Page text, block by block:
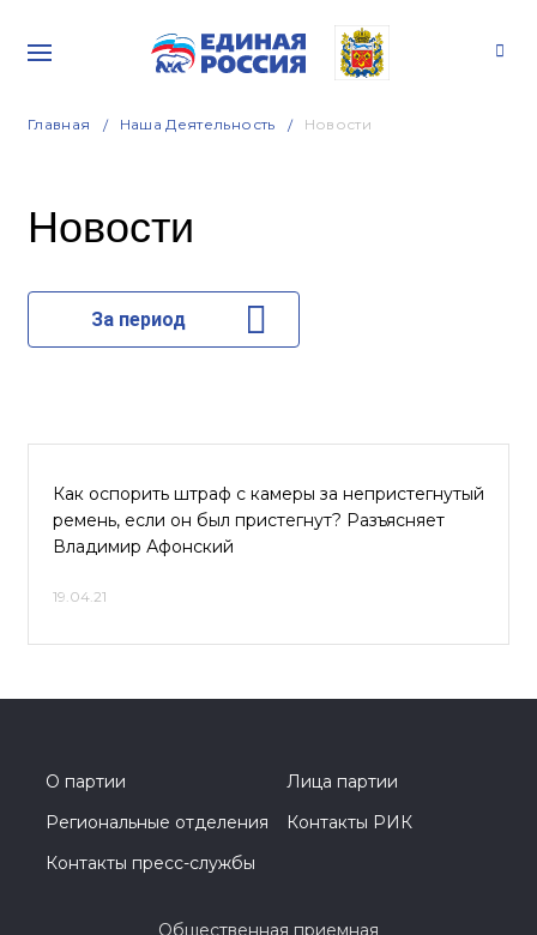
Главная Наша Деятельность Новости
Новости
За период
Как оспорить штраф с камеры за непристегнутый
ремень, если он был пристегнут? Разъясняет
Владимир Афонский
19.04.21
О партии
Лица партии
Региональные отделения
Контакты РИК
Контакты пресс-службы
Общественная приемная